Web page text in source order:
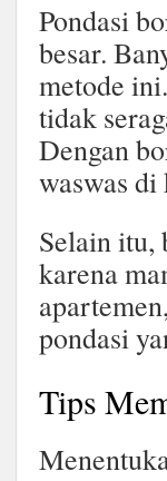
Pondasi
besar.
metode
tidak
Dengan
waswas
Selain itu,
karena
pondasi
Tips